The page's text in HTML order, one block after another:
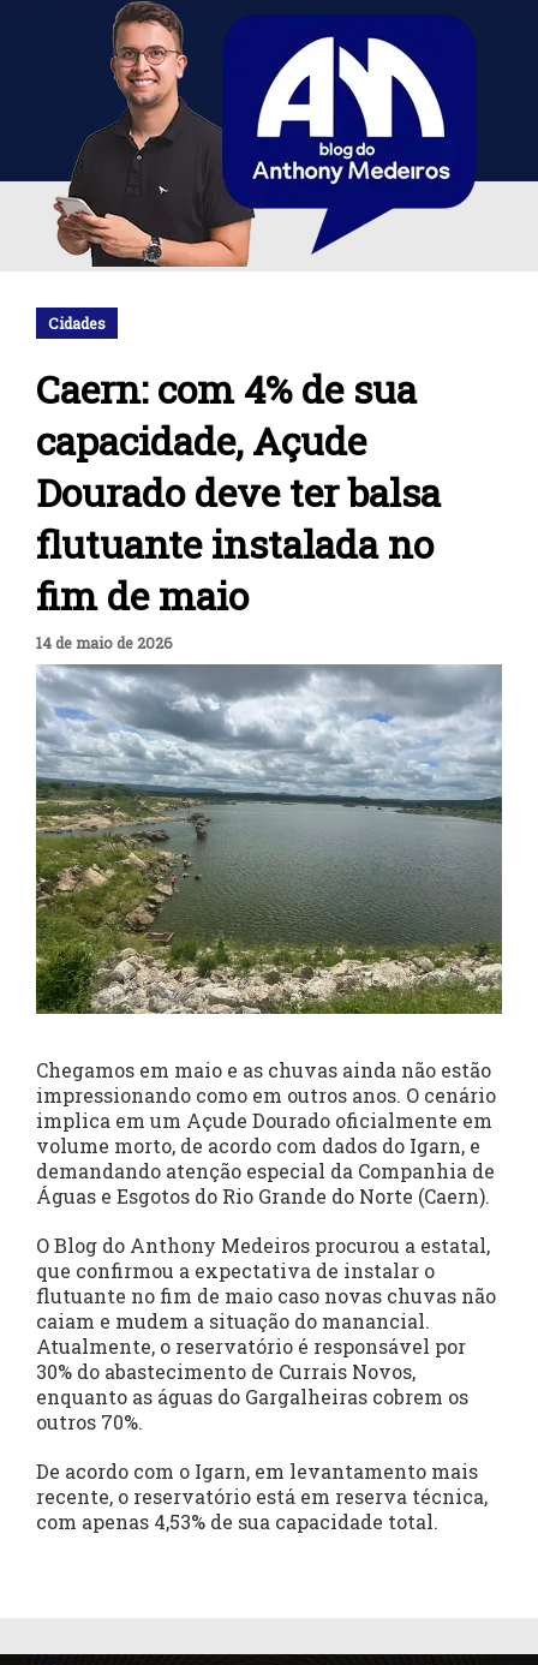
Cidades
Caern: com 4% de sua
capacidade, Açude
Dourado deve ter balsa
flutuante instalada no
fim de maio
14 de maio de 2026
Chegamos em maio e as chuvas ainda não estão
impressionando como em outros anos. O cenário
implica em um Açude Dourado oficialmente em
volume morto, de acordo com dados do Igarn, e
demandando atenção especial da Companhia de
Águas e Esgotos do Rio Grande do Norte (Caern).
O Blog do Anthony Medeiros procurou a estatal,
que confirmou a expectativa de instalar o
flutuante no fim de maio caso novas chuvas não
caiam e mudem a situação do manancial.
Atualmente, o reservatório é responsável por
30% do abastecimento de Currais Novos,
enquanto as águas do Gargalheiras cobrem os
outros 70%.
De acordo com o Igarn, em levantamento mais
recente, o reservatório está em reserva técnica,
com apenas 4,53% de sua capacidade total.